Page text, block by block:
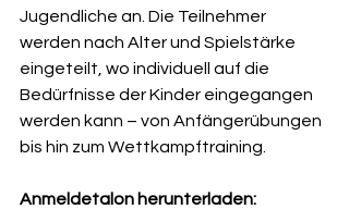
Jugendliche an. Die Teilnehmer
werden nach Alter und Spielstärke
eingeteilt, wo individuell auf die
Bedürfnisse der Kinder eingegangen
werden kann – von Anfängerübungen
bis hin zum Wettkampftraining.
Anmeldetalon herunterladen: